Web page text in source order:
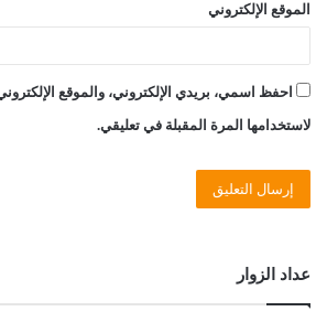
الموقع الإلكتروني
احفظ اسمي، بريدي الإلكتروني، والموقع
لاستخدامها المرة المقبلة في تعليقي.
عداد الزوار